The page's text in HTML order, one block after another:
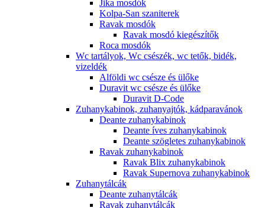
Jika mosdók
Kolpa-San szaniterek
Ravak mosdók
Ravak mosdó kiegészítők
Roca mosdók
Wc tartályok, Wc csészék, wc tetők, bidék,
vizeldék
Alföldi wc csésze és ülőke
Duravit wc csésze és ülőke
Duravit D-Code
Zuhanykabinok, zuhanyajtók, kádparavánok
Deante zuhanykabinok
Deante íves zuhanykabinok
Deante szögletes zuhanykabinok
Ravak zuhanykabinok
Ravak Blix zuhanykabinok
Ravak Supernova zuhanykabinok
Zuhanytálcák
Deante zuhanytálcák
Ravak zuhanytálcák